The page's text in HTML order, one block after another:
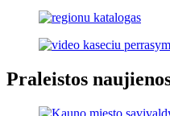
Praleistos